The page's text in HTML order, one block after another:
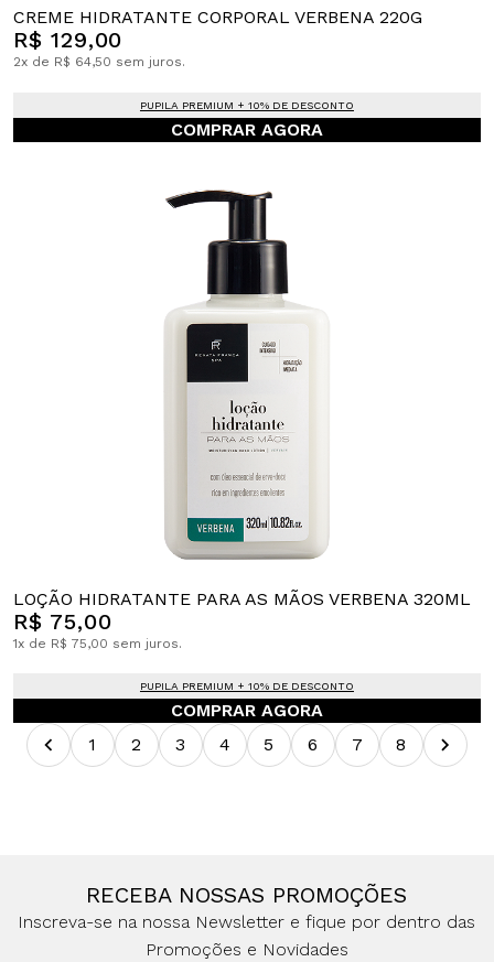
CREME HIDRATANTE CORPORAL VERBENA 220G
R$ 129,00
2x de R$ 64,50 sem juros.
PUPILA PREMIUM + 10% DE DESCONTO
COMPRAR AGORA
LOÇÃO HIDRATANTE PARA AS MÃOS VERBENA 320ML
R$ 75,00
1x de R$ 75,00 sem juros.
PUPILA PREMIUM + 10% DE DESCONTO
COMPRAR AGORA
1
2 3 4 5 6 7 8
RECEBA NOSSAS PROMOÇÕES
Inscreva-se na nossa Newsletter e fique por dentro das
Promoções e Novidades